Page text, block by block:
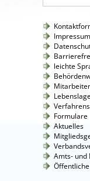
Impressum
leichte
Mitarbeiter
Formulare
Aktuelles
Amts-